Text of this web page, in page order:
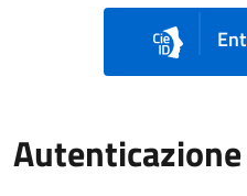
Autenticazione